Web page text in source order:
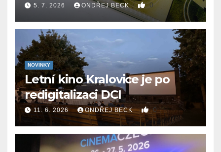
5. 7. 2026 ONDŘEJ BECK 0
NOVINKY
Letní kino Kralovice je po
redigitalizaci DCI
11. 6. 2026 ONDŘEJ BECK 0